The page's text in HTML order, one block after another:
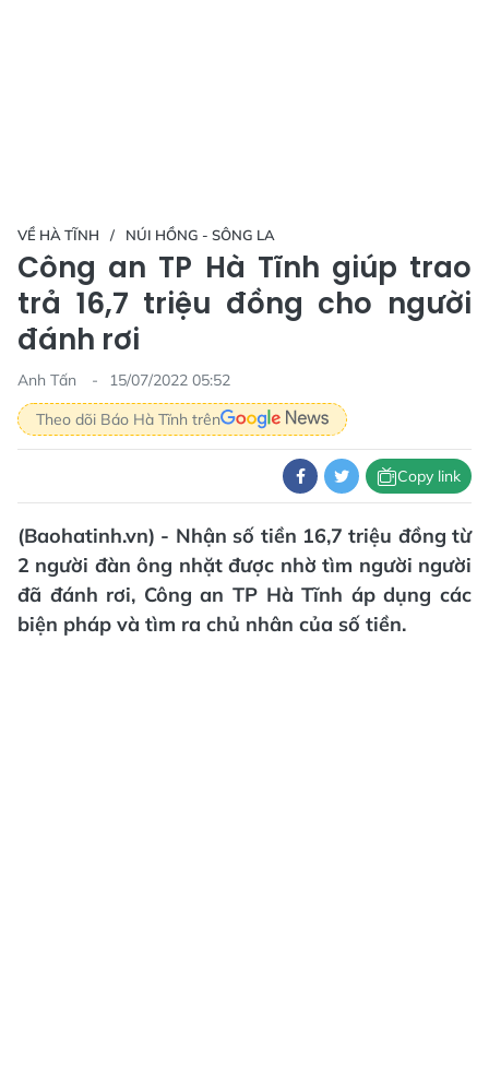
VỀ HÀ TĨNH NÚI HỒNG - SÔNG LA
Công an TP Hà Tĩnh giúp trao
trả 16,7 triệu đồng cho người
đánh rơi
Anh Tấn
15/07/2022 05:52
Theo dõi Báo Hà Tĩnh trên
Copy link
(Baohatinh.vn) - Nhận số tiền 16,7 triệu đồng từ
2 người đàn ông nhặt được nhờ tìm người người
đã đánh rơi, Công an TP Hà Tĩnh áp dụng các
biện pháp và tìm ra chủ nhân của số tiền.